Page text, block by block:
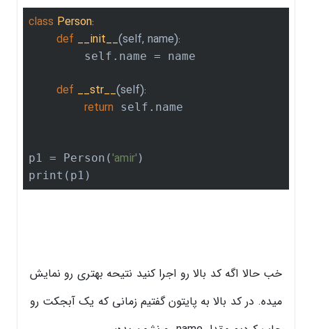
class Person:
def __init__(self, name):
        self.name = name
def __str__(self):
return self.name
p1 = Person('amir' )
print(p1)
خب حالا اگه کد بالا رو اجرا کنید نتیحه بهتری رو نمایش
میده. در کد بالا به پایتون گفتیم زمانی که یک آبجکت رو